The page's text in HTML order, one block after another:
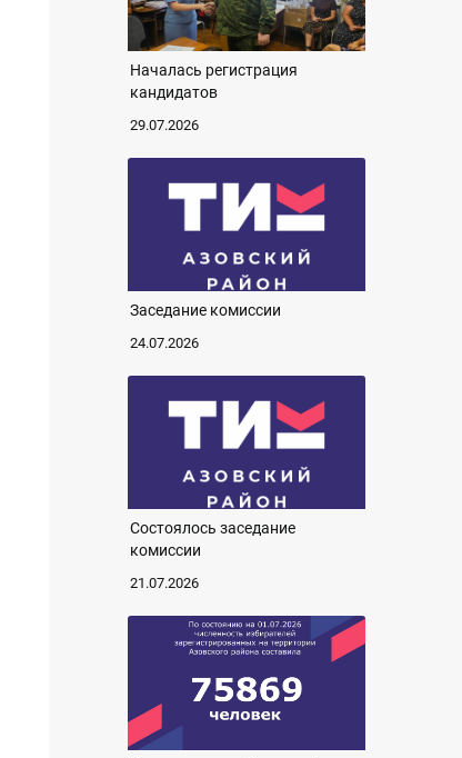
Началась регистрация
кандидатов
29.07.2026
Заседание комиссии
24.07.2026
Состоялось заседание
комиссии
21.07.2026